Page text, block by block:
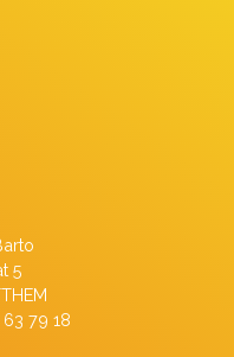
5
79 18